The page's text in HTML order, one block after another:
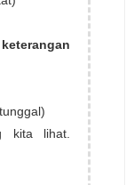
kita lihat.